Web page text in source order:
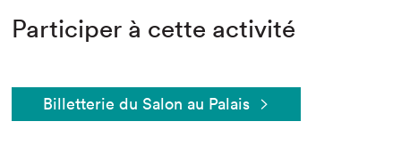
Participer à cette activité
Billetterie du Salon au Palais